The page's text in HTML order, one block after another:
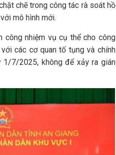
chẽ trong công tác rà soát hồ
mô hình mới.
công nhiệm vụ cụ thể cho công
các cơ quan tố tụng và chính
7/2025, không để xảy ra gián